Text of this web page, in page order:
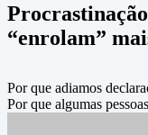
“enrolam”
Por que adiamos
Por que algumas